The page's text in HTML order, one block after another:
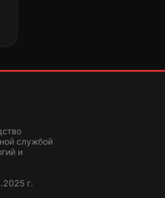
службой
и
г.